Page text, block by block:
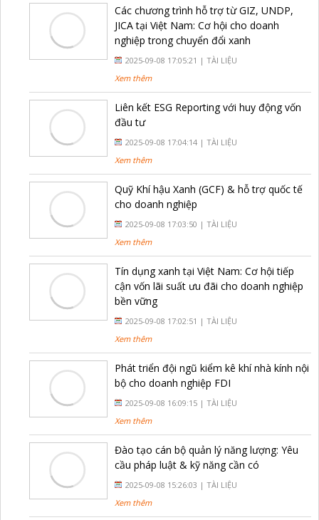
Các chương trình hỗ trợ từ GIZ, UNDP,
JICA tại Việt Nam: Cơ hội cho doanh
nghiệp trong chuyển đổi xanh
2025-09-08 17:05:21 | TÀI LIỆU
Xem thêm
Liên kết ESG Reporting với huy động vốn
đầu tư
2025-09-08 17:04:14 | TÀI LIỆU
Xem thêm
Quỹ Khí hậu Xanh (GCF) & hỗ trợ quốc tế
cho doanh nghiệp
2025-09-08 17:03:50 | TÀI LIỆU
Xem thêm
Tín dụng xanh tại Việt Nam: Cơ hội tiếp
cận vốn lãi suất ưu đãi cho doanh nghiệp
bền vững
2025-09-08 17:02:51 | TÀI LIỆU
Xem thêm
Phát triển đội ngũ kiểm kê khí nhà kính nội
bộ cho doanh nghiệp FDI
2025-09-08 16:09:15 | TÀI LIỆU
Xem thêm
Đào tạo cán bộ quản lý năng lượng: Yêu
cầu pháp luật & kỹ năng cần có
2025-09-08 15:26:03 | TÀI LIỆU
Xem thêm